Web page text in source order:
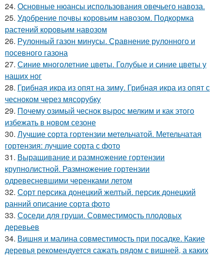
24. Основные нюансы использования овечьего навоза.
25. Удобрение почвы коровьим навозом. Подкормка
растений коровьим навозом
26. Рулонный газон минусы. Сравнение рулонного и
посевного газона
27. Синие многолетние цветы. Голубые и синие цветы у
наших ног
28. Грибная икра из опят на зиму. Грибная икра из опят с
чесноком через мясорубку
29. Почему озимый чеснок вырос мелким и как этого
избежать в новом сезоне
30. Лучшие сорта гортензии метельчатой. Метельчатая
гортензия: лучшие сорта с фото
31. Выращивание и размножение гортензии
крупнолистной. Размножение гортензии
одревесневшими черенками летом
32. Сорт персика донецкий желтый. персик донецкий
ранний описание сорта фото
33. Соседи для груши. Совместимость плодовых
деревьев
34. Вишня и малина совместимость при посадке. Какие
деревья рекомендуется сажать рядом с вишней, а каких